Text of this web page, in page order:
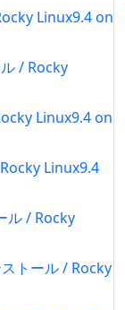
Linux9.4 on
/ Rocky
Linux9.4 on
Linux9.4
ル / Rocky
トール / Rocky